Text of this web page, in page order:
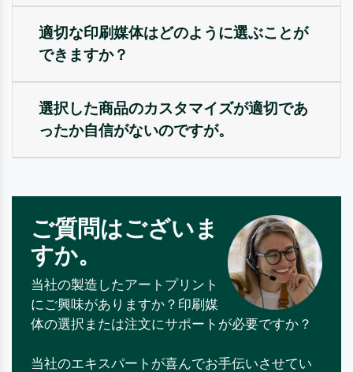
適切な印刷媒体はどのように選ぶことが
できますか？
選択した商品のカスタマイズが適切であ
ったか自信がないのですが。
ご質問はございま
すか。
当社の製造したアートプリント
にご興味がありますか？印刷媒
体の選択または注文にサポートが必要ですか？
当社のエキスパートが喜んでお手伝いさせてい